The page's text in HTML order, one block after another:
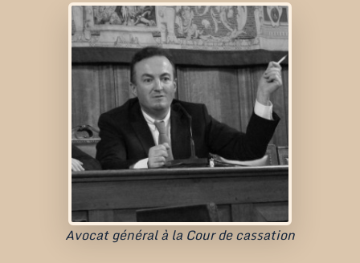
Avocat général à la Cour de cassation